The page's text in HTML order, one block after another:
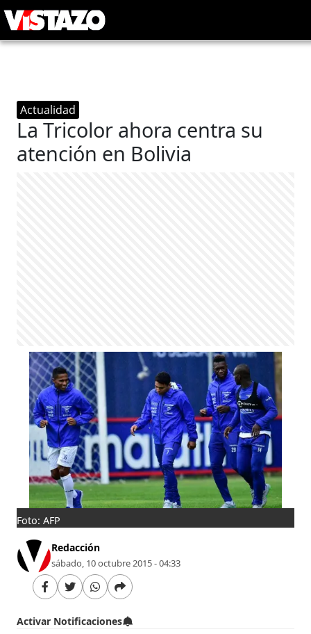
Actualidad
La Tricolor ahora centra su
atención en Bolivia
Foto: AFP
Redacción
sábado, 10 octubre 2015 - 04:33
Activar Notificaciones